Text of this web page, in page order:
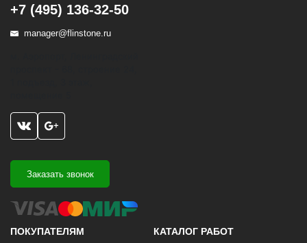
+7 (495) 136-32-50
manager@flinstone.ru
Заказать звонок
ПОКУПАТЕЛЯМ
КАТАЛОГ РАБОТ